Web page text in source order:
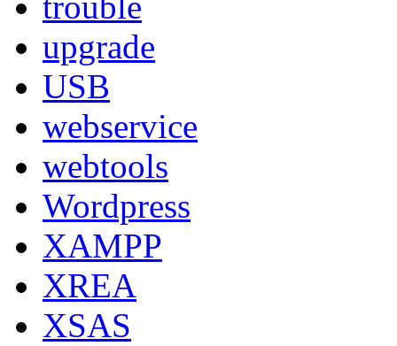
upgrade
USB
webservice
webtools
Wordpress
XAMPP
XREA
XSAS